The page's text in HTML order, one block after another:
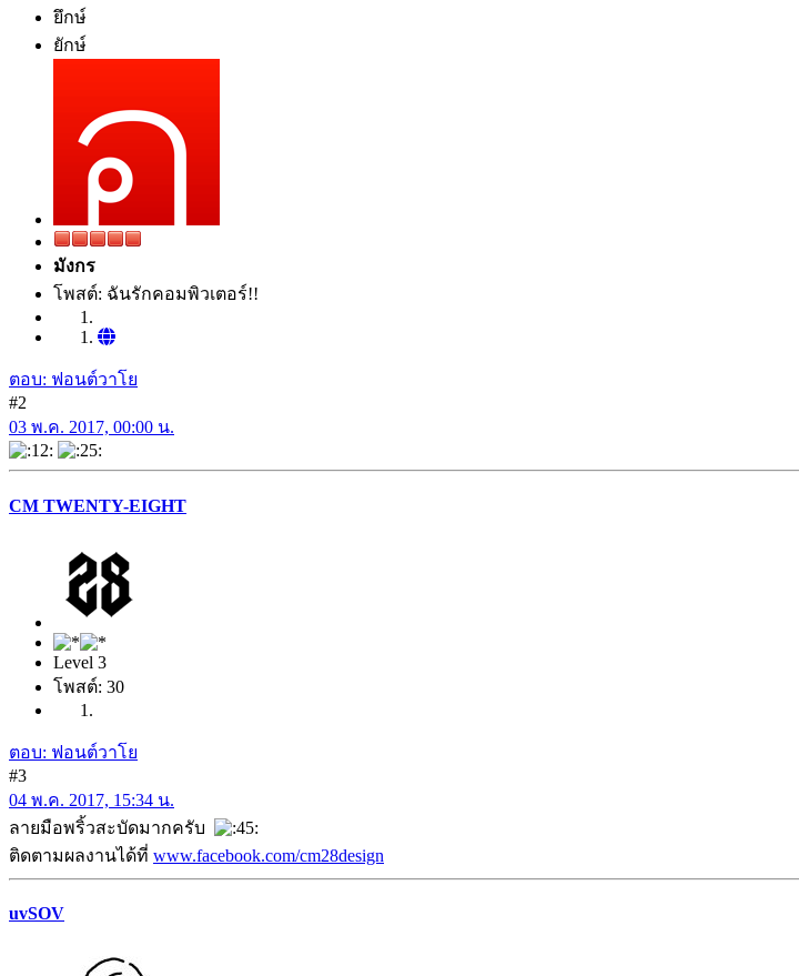
ยึกษ์
ยักษ์
มังกร
โพสต์: ฉันรักคอมพิวเตอร์!!
ตอบ: ฟอนต์วาโย
#2
03 พ.ค. 2017, 00:00 น.
CM TWENTY-EIGHT
Level 3
โพสต์: 30
ตอบ: ฟอนต์วาโย
#3
04 พ.ค. 2017, 15:34 น.
ลายมือพริ้วสะบัดมากครับ
ติดตามผลงานได้ที่ www.facebook.com/cm28design
uvSOV